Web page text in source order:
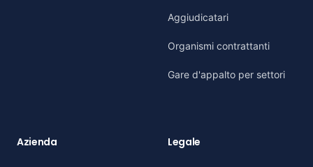
Aggiudicatari
Organismi contrattanti
Gare d'appalto per settori
Azienda Legale